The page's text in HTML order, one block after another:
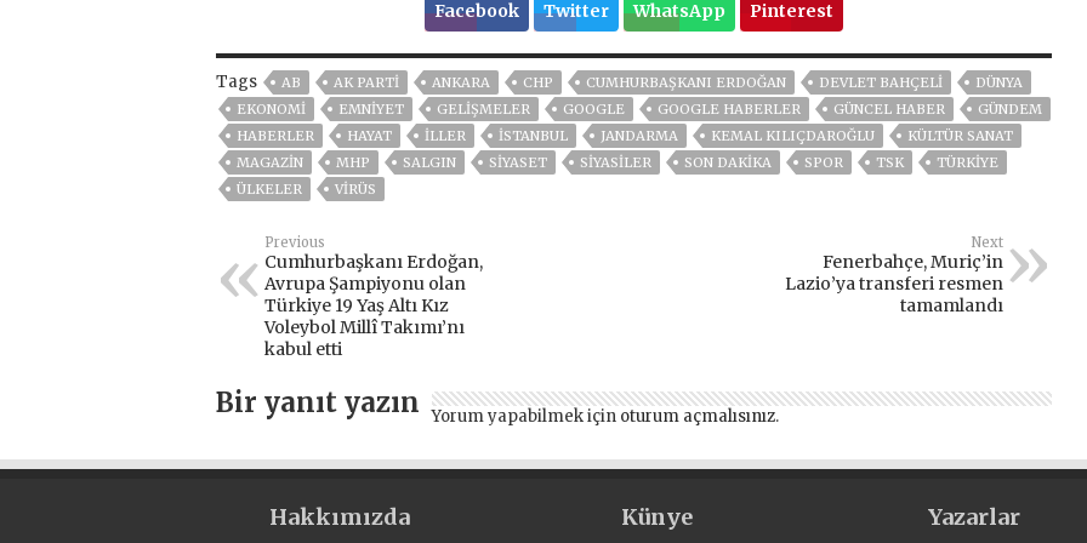
Facebook Twitter WhatsApp Pinterest
Tags AB AK PARTİ ANKARA CHP CUMHURBAŞKANI ERDOĞAN DEVLET BAHÇELİ
DÜNYA
EKONOMİ
EMNİYET GELIŞMELER GOOGLE GOOGLE HABERLER GÜNCEL HABER
GÜNDEM
HABERLER
HAYAT İLLER ISTANBUL JANDARMA KEMAL KILIÇDAROĞLU
KÜLTÜR SANAT
MAGAZİN
MHP SALGIN SİYASET SİYASİLER SON DAKIKA SPOR TSK
TÜRKİYE
ÜLKELER
VIRÜS
Previous
Cumhurbaşkanı Erdoğan,
Avrupa Şampiyonu olan
Türkiye 19 Yaş Altı Kız
Voleybol Millî Takımı’nı
kabul etti
Next
Fenerbahçe, Muriç’in
Lazio’ya transferi resmen
tamamlandı
Bir yanıt yazın Yorum yapabilmek için oturum açmalısınız.
Hakkımızda Künye Yazarlar